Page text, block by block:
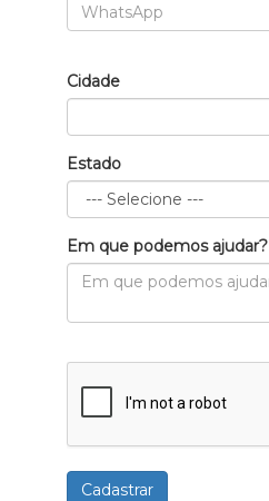
Cidade
Estado
Em que podemos ajudar?
Cadastrar